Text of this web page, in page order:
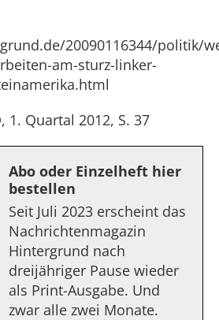
20090116344/politik/
am-sturz-linker-
1. Quartal 2012, S. 37
Abo oder Einzelheft hier
bestellen
Seit Juli 2023 erscheint das
Nachrichtenmagazin
Hintergrund nach
dreijähriger Pause wieder
als Print-Ausgabe. Und
zwar alle zwei Monate.